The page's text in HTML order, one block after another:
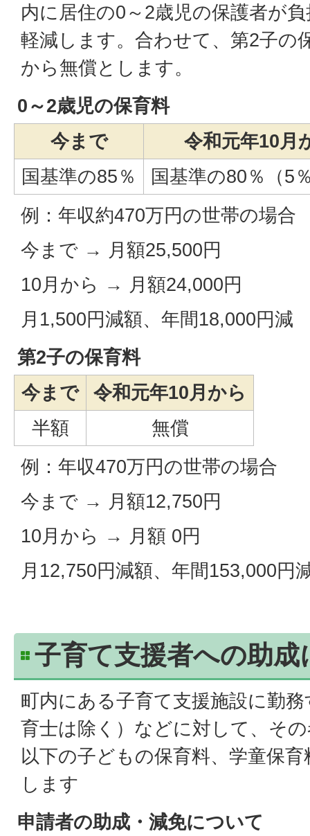
内に居住の0～2歳児の保護者が
軽減します。合わせて、第2子の
から無償とします。
0～2歳児の保育料
今まで
令和元年10月
国基準の85％
国基準の80％（5
例：年収約470万円の世帯の場合
今まで → 月額25,500円
10月から → 月額24,000円
月1,500円減額、年間18,000円減
第2子の保育料
今まで
令和元年10月から
半額
無償
例：年収470万円の世帯の場合
今まで → 月額12,750円
10月から → 月額 0円
月12,750円減額、年間153,000円
子育て支援者への助成
町内にある子育て支援施設に勤
育士は除く）などに対して、そ
以下の子どもの保育料、学童保
します
申請者の助成・減免について